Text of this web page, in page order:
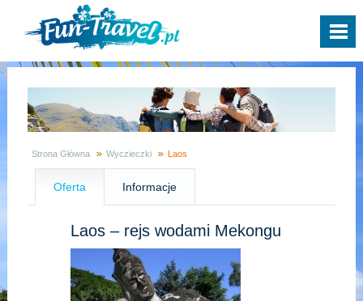
Strona Główna Wyczieczki Laos
Oferta Informacje
Laos – rejs wodami Mekongu